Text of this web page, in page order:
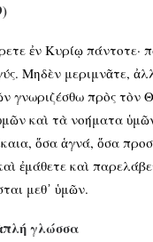
ἐν Κυρίῳ πάντοτε·
Μηδὲν μεριμνᾶτε,
γνωριζέσθω πρὸς τὸν
καὶ τὰ νοήματα
ὅσα ἁγνά, ὅσα
ἐμάθετε καὶ
μεθ᾿ ὑμῶν.
γλώσσα